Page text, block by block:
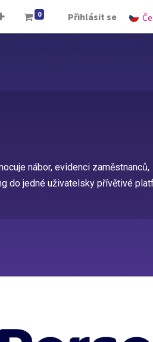
0 Přihlásit se
nábor, evidenci zaměstnanců,
do jedné uživatelsky přívětivé